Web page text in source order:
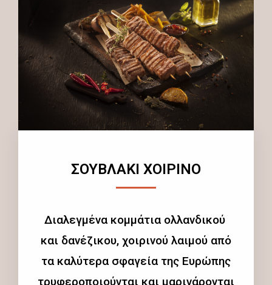
ΣΟΥΒΛΑΚΙ ΧΟΙΡΙΝΟ
Διαλεγμένα κομμάτια ολλανδικού
και δανέζικου, χοιρινού λαιμού από
τα καλύτερα σφαγεία της Ευρώπης
τρυφεροποιούνται και μαρινάρονται